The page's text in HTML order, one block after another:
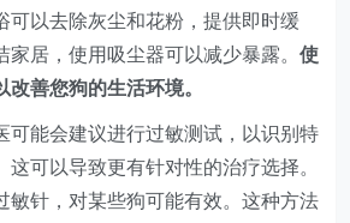
可以去除灰尘和花粉，提供即时缓
家居，使用吸尘器可以减少暴露。使
改善您狗的生活环境。
可能会建议进行过敏测试，以识别特
这可以导致更有针对性的治疗选择。
敏针，对某些狗可能有效。这种方法